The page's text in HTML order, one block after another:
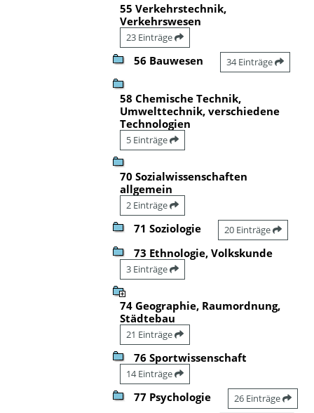
55 Verkehrstechnik,
Verkehrswesen
23 Einträge
56 Bauwesen 34 Einträge
58 Chemische Technik,
Umwelttechnik, verschiedene
Technologien
5 Einträge
70 Sozialwissenschaften
allgemein
2 Einträge
71 Soziologie 20 Einträge
73 Ethnologie, Volkskunde
3 Einträge
74 Geographie, Raumordnung,
Städtebau
21 Einträge
76 Sportwissenschaft
14 Einträge
77 Psychologie 26 Einträge